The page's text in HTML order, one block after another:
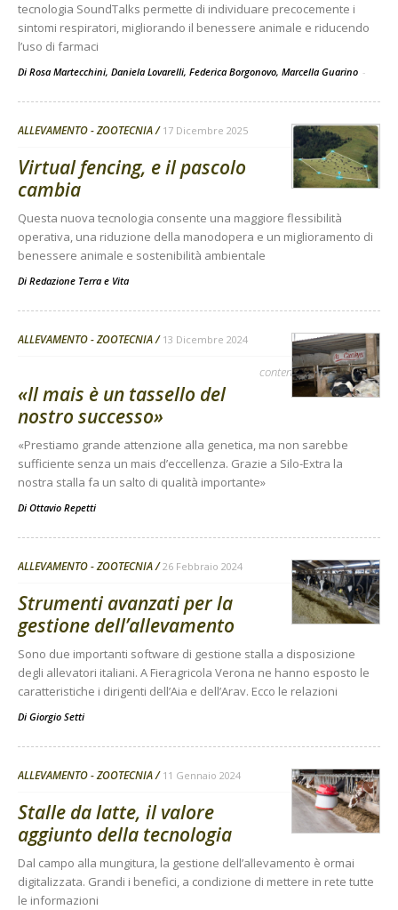
tecnologia SoundTalks permette di individuare precocemente i
sintomi respiratori, migliorando il benessere animale e riducendo
l’uso di farmaci
Di Rosa Martecchini, Daniela Lovarelli, Federica Borgonovo, Marcella Guarino -
ALLEVAMENTO - ZOOTECNIA 17 Dicembre 2025
Virtual fencing, e il pascolo
cambia
Questa nuova tecnologia consente una maggiore flessibilità
operativa, una riduzione della manodopera e un miglioramento di
benessere animale e sostenibilità ambientale
Di Redazione Terra e Vita
ALLEVAMENTO - ZOOTECNIA 13 Dicembre 2024
contenuto sponsorizzato
«Il mais è un tassello del
nostro successo»
«Prestiamo grande attenzione alla genetica, ma non sarebbe
sufficiente senza un mais d’eccellenza. Grazie a Silo-Extra la
nostra stalla fa un salto di qualità importante»
Di Ottavio Repetti
ALLEVAMENTO - ZOOTECNIA 26 Febbraio 2024
Strumenti avanzati per la
gestione dell’allevamento
Sono due importanti software di gestione stalla a disposizione
degli allevatori italiani. A Fieragricola Verona ne hanno esposto le
caratteristiche i dirigenti dell’Aia e dell’Arav. Ecco le relazioni
Di Giorgio Setti
ALLEVAMENTO - ZOOTECNIA 11 Gennaio 2024
Stalle da latte, il valore
aggiunto della tecnologia
Dal campo alla mungitura, la gestione dell’allevamento è ormai
digitalizzata. Grandi i benefici, a condizione di mettere in rete tutte
le informazioni